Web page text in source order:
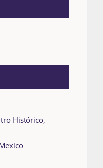
Histórico,
Mexico